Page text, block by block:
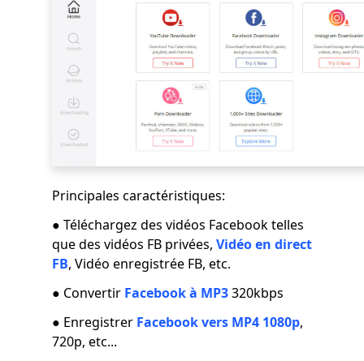
Principales caractéristiques:
● Téléchargez des vidéos Facebook telles
que des vidéos FB privées, Vidéo en direct
FB, Vidéo enregistrée FB, etc.
● Convertir Facebook à MP3320kbps
● Enregistrer Facebook vers MP4 1080p,
720p, etc...